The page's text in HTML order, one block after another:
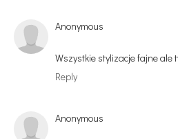
Anonymous
Wszystkie stylizacje fajne
Reply
Anonymous